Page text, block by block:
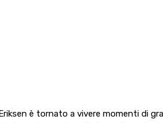
è tornato a vivere momenti di